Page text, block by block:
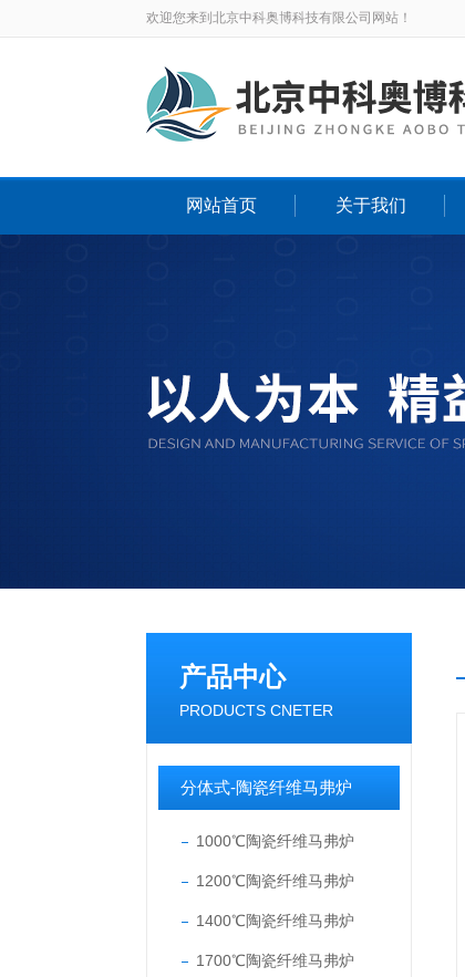
欢迎您来到北京中科奥博科技有限公司网站！
网站首页 关于我们
产品中心
PRODUCTS CNETER
分体式-陶瓷纤维马弗炉
1000℃陶瓷纤维马弗炉
1200℃陶瓷纤维马弗炉
1400℃陶瓷纤维马弗炉
1700℃陶瓷纤维马弗炉